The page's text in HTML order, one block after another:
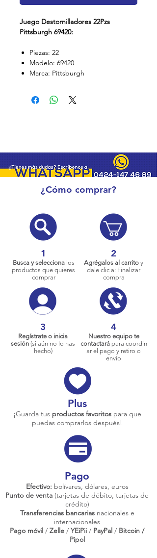
Juego Destornilladores 22Pzs
Pittsburgh 69420:
Piezas: 22
Modelo: 69420
Marca: Pittsburgh
¿Cómo comprar?
1
Busca y seleccionalos
productos que quieres
comprar
2
Agrégalos al carrito y
dale clic a: Finalizar
compra
3
Regístrate o inicia
sesión (si aún no lo has
hecho)
4
Nuestro equipo te
contactarápara coordin
ar el pago y retiro o
envío
Plus
¡Guarda tus productos favoritos para que
puedas comprarlos después!
Pago
Efectivo: bolívares, dólares, euros
Punto de venta (tarjetas de débito, tarjetas de
crédito)
Transferencias bancariasnacionales e
internacionales
Pago móvil / Zelle / YEiPii / PayPal / Bitcoin /
Pipol